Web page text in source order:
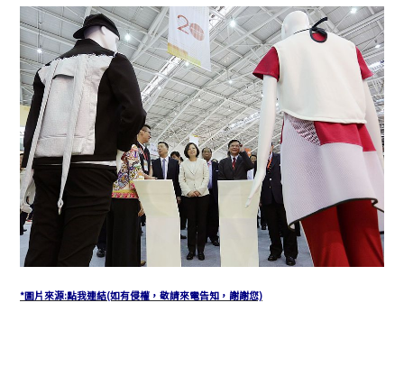
*圖片來源:點我連結(如有侵權，敬請來電告知，謝謝您)